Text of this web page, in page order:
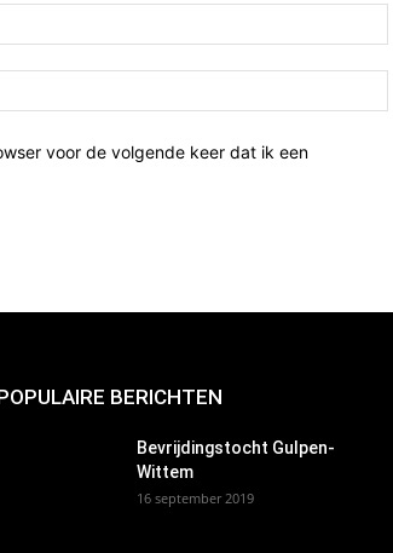
voor de volgende keer dat ik een
BERICHTEN
Bevrijdingstocht Gulpen-
Wittem
16 september 2019